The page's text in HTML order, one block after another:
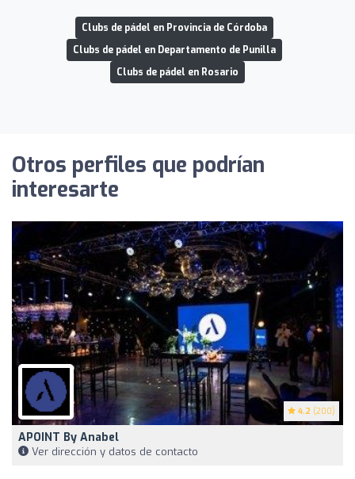
Clubs de pádel en Provincia de Córdoba
Clubs de pádel en Departamento de Punilla
Clubs de pádel en Rosario
Otros perfiles que podrían
interesarte
4.2 (200)
APOINT By Anabel
Ver dirección y datos de contacto